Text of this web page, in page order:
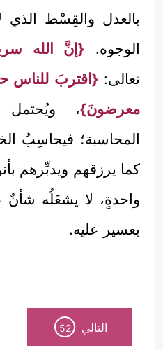
بالعدل والقِسْط
الوجوه. {إنَّ الله
تعالى: {اقتربَ للناس
معرضونَ}،
المحاسبة؛ فيحاسِبُ
كما يرزقهم ويدبِّرهم
واحدةٍ، لا يشغَلُه
بعسير عليه.
التالي 52